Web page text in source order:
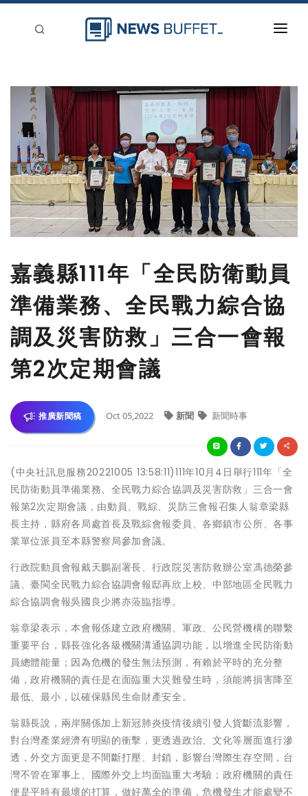
新聞稿分類
登入
刊登
嘉義縣111年「全民防衛動員
準備業務、全民戰力綜合協
調及災害防救」三合一會報
第2次定期會議
推廣新聞稿 Oct 05,2022 新聞 新聞時事
(中央社訊息服務20221005 13:58:11)111年10月4日舉行111年「全
民防衛動員準備業務、全民戰力綜合協調及災害防救」三合一會
報第2次定期會議，由動員、戰綜、災防三會報召集人翁章梁縣
長主持，縣府各局處首長及戰綜會報委員、各鄉鎮市公所、各事
業單位派員至本縣警察局參加會議。
行政院動員會報戴天鵬副署長、行政院災害防救辦公室馮德榮參
議、臺閩全民戰力綜合協調會報邸再欣上校、中部地區全民戰力
綜合協調會報吳國良少將亦蒞臨指導。
翁章梁表示，本會報係建立政府機關、軍政、公民營機構的聯繫
重要平台，縣長強化各級機關溝通協調功能，以增進全民防衛動
員總體能量；因為危機的發生無法預測，有賴於平時的充分整
備，政府機關的責任是在面臨重大災難發生時，須能將損害降至
最低、最小，以確保縣民生命財產安全。
翁縣長說，兩岸關係加上新冠肺炎疫情後續引發人貨斷流影響，
對台灣產業經濟有明顯的衝擊，更透過政治、文化等層面進行滲
透，外交方面更是不間斷打壓、封鎖，影響台灣際生存空間，台
灣不管在軍事上、國際外交上均面臨重大考驗；政府機關的責任
便是平時有最壞的打算，做好萬全的準備，危機發生才能處變不